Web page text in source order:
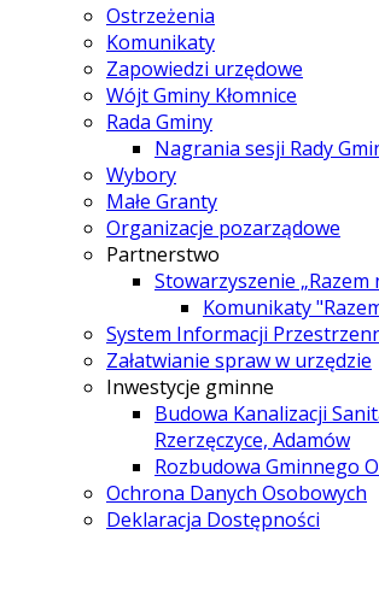
Ostrzeżenia
Komunikaty
Zapowiedzi urzędowe
Wójt Gminy Kłomnice
Rada Gminy
Nagrania sesji Rady
Wybory
Małe Granty
Organizacje pozarządowe
Partnerstwo
Stowarzyszenie „Razem
Komunikaty
System Informacji
Załatwianie spraw w urzędzie
Inwestycje gminne
Budowa Kanalizacji
Rzerzęczyce, Adamów
Rozbudowa Gminnego
Ochrona Danych Osobowych
Deklaracja Dostępności